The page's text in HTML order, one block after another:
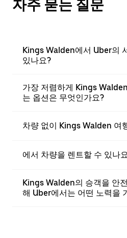
자주 묻는 질문
Kings Walden에서 Uber의
있나요?
가장 저렴하게 Kings
는 옵션은 무엇인가요?
차량 없이 Kings Walden 여
에서 차량을 렌트할 수 있나
Kings Walden의 승객을 안
해 Uber에서는 어떤 노력을